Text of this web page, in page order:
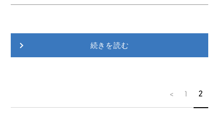
続きを読む
< 1 2